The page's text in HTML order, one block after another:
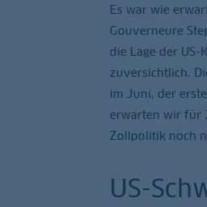
Es war wie
Gouverneure
die Lage der
zuversichtlich.
im Juni, der
erwarten wir für
Zollpolitik noch
US-